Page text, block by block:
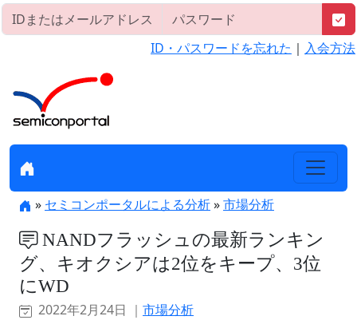
ID・パスワードを忘れた ｜ 入会方法
» セミコンポータルによる分析»市場分析
NANDフラッシュの最新ランキン
グ、キオクシアは2位をキープ、3位
にWD
2022年2月24日 ｜ 市場分析